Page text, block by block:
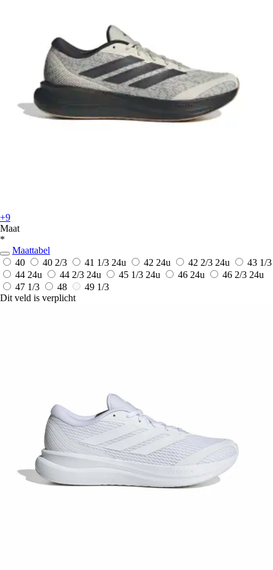
+9
Maat
*
Maattabel
40
40 2/3 41 1/3 24u 42 24u 42 2/3 24u
43 1/3
44 24u 44 2/3 24u 45 1/3 24u 46 24u 46 2/3 24u
47 1/3
48
49 1/3
Dit veld is verplicht